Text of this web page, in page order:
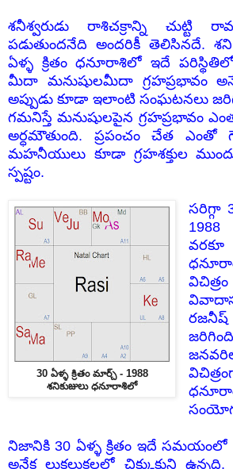
శనీశ్వరుడు రాశిచక్రాన్ని చుట్టి
పడుతుందనేది అందరికీ తెలిసినదే. శని
ఏళ్ళ క్రితం ధనూరాశిలో ఇదే
మీదా మనుషులమీదా గ్రహప్రభావం
అప్పుడు కూడా ఇలాంటి సంఘటనలు
గమనిస్తే మనుషులపైన గ్రహప్రభావం
అర్ధమౌతుంది. ప్రపంచం చేత ఎంతో
మహనీయులు కూడా గ్రహశక్తుల
స్పష్టం.
30 ఏళ్ళ క్రితం మార్చ్ - 1988
శనికుజులు ధనూరాశిలో
సరిగ్గా
1988
రజనీష్
నిజానికి 30 ఏళ్ళ క్రితం ఇదే
అనేక లుకలుకలలో చిక్కుకుని